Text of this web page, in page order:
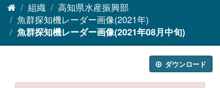
組織
高知県水産振興部
魚群探知機レーダー画像(2021年)
魚群探知機レーダー画像(2021年08月中旬)
ダウンロード